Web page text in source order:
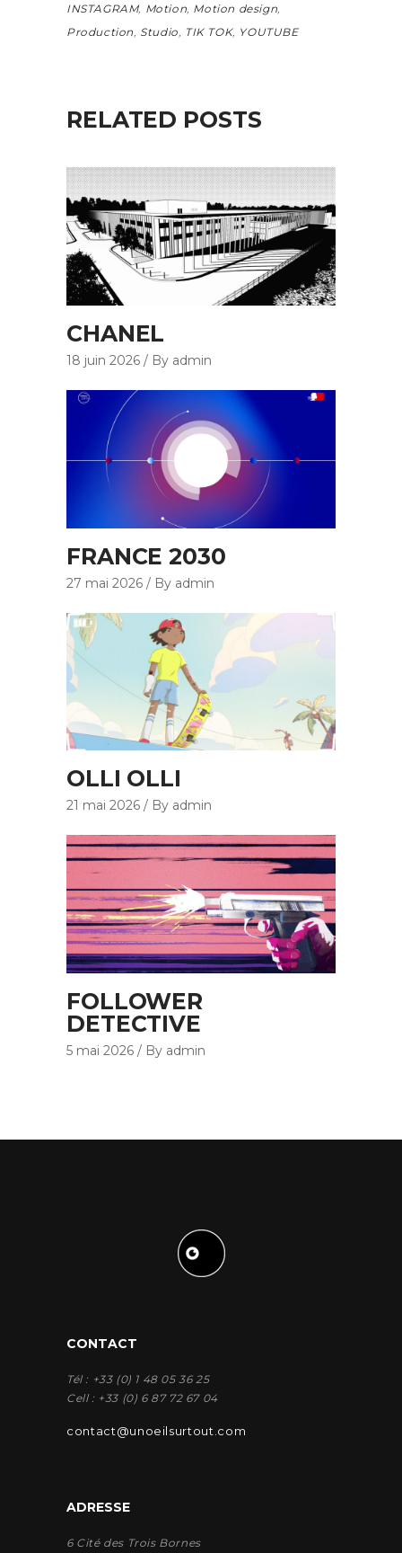
INSTAGRAM, Motion Motion design
Production Studio TIK TOK, YOUTUBE
RELATED POSTS
CHANEL
18 juin 2026 By admin
FRANCE 2030
27 mai 2026 By admin
OLLI OLLI
21 mai 2026 By admin
FOLLOWER
DETECTIVE
5 mai 2026 By admin
CONTACT
Tél : +33 (0) 1 48 05 36 25
Cell : +33 (0) 6 87 72 67 04
contact@unoeilsurtout.com
ADRESSE
6 Cité des Trois Bornes